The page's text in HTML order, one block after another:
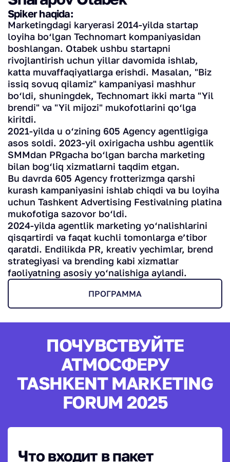
Spiker haqida:
Marketingdagi karyerasi 2014-yilda startap
loyiha bo‘lgan Technomart kompaniyasidan
boshlangan. Otabek ushbu startapni
rivojlantirish uchun yillar davomida ishlab,
katta muvaffaqiyatlarga erishdi. Masalan, "Biz
issiq sovuq qilamiz" kampaniyasi mashhur
bo‘ldi, shuningdek, Technomart ikki marta "Yil
brendi" va "Yil mijozi" mukofotlarini qo‘lga
kiritdi.
2021-yilda u o‘zining 605 Agency agentligiga
asos soldi. 2023-yil oxirigacha ushbu agentlik
SMMdan PRgacha bo‘lgan barcha marketing
bilan bog‘liq xizmatlarni taqdim etgan.
Bu davrda 605 Agency frotterizmga qarshi
kurash kampaniyasini ishlab chiqdi va bu loyiha
uchun Tashkent Advertising Festivalning platina
mukofotiga sazovor bo‘ldi.
2024-yilda agentlik marketing yo‘nalishlarini
qisqartirdi va faqat kuchli tomonlarga e’tibor
qaratdi. Endilikda PR, kreativ yechimlar, brend
strategiyasi va brending kabi xizmatlar
faoliyatning asosiy yo‘nalishiga aylandi.
ПРОГРАММА
ПОЧУВСТВУЙТЕ
АТМОСФЕРУ
TASHKENT MARKETING
FORUM 2025
Что входит в пакет